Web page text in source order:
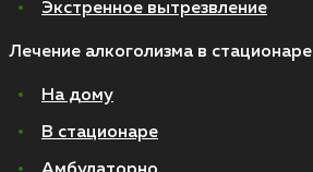
Экстренное вытрезвление
Лечение алкоголизма в стационаре
На дому
В стационаре